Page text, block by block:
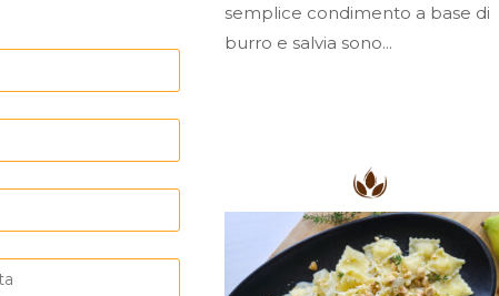
semplice condimento a base di
burro e salvia sono...